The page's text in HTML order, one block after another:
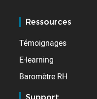
Ressources
Témoignages
E-learning
Baromètre RH